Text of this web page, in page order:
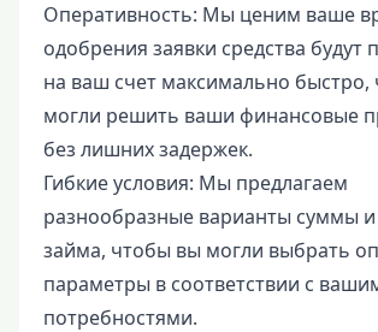
Оперативность: Мы ценим ваше
одобрения заявки средства будут
на ваш счет максимально
могли решить ваши финансовые
без лишних задержек.
Гибкие условия: Мы предлагаем
разнообразные варианты суммы и
займа, чтобы вы могли выбрать
параметры в соответствии с
потребностями.